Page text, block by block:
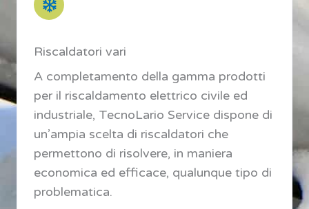
Riscaldatori vari
A completamento della gamma prodotti
per il riscaldamento elettrico civile ed
industriale, TecnoLario Service dispone di
un’ampia scelta di riscaldatori che
permettono di risolvere, in maniera
economica ed efficace, qualunque tipo di
problematica.